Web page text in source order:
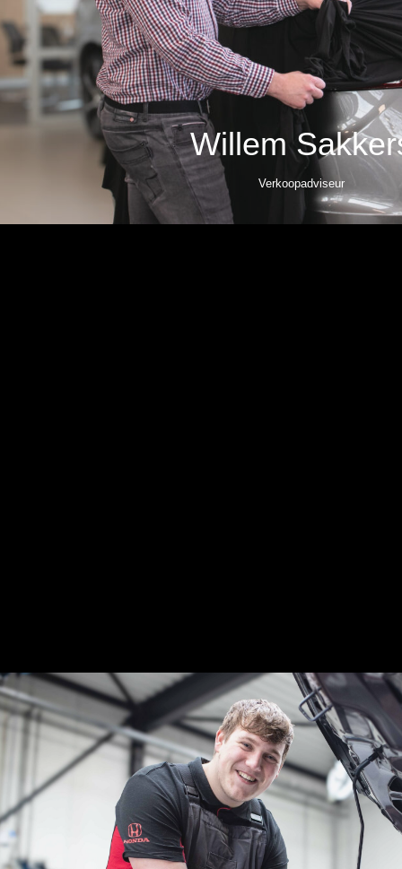
Willem
Verkoopadviseur